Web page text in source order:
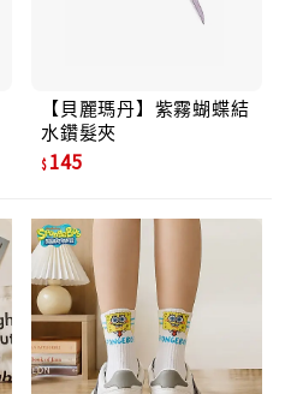
【貝麗瑪丹】紫霧蝴蝶結
水鑽髮夾
145